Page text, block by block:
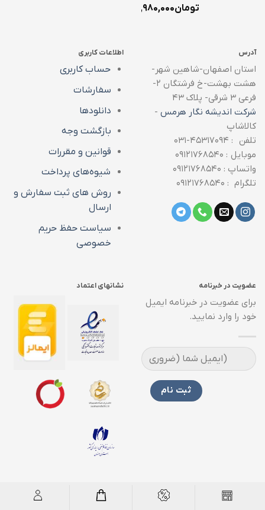
تومان۱,۹۸۰,۰۰۰
آدرس
استان اصفهان-شاهین شهر-
هشت بهشت-خ فرشتگان ۲-
فرعی ۳ شرقی- پلاک ۴۳
شرکت اندیشه نگار هرمس -
کالاشاپ
تلفن : ۴۵۳۱۷۰۹۴-۰۳۱
موبایل : ۰۹۱۲۱۷۶۸۵۴۰
واتساپ : ۰۹۱۲۱۷۶۸۵۴۰
تلگرام : ۰۹۱۲۱۷۶۸۵۴۰
اطلاعات کاربری
حساب کاربری
سفارشات
دانلودها
بازگشت وجه
قوانین و مقررات
شیوه‌های پرداخت
روش های ثبت سفارش و
ارسال
سیاست حفظ حریم
خصوصی
عضویت در خبرنامه
برای عضویت در خبرنامه ایمیل
خود را وارد نمایید.
نشانهای اعتماد